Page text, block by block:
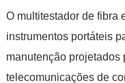
O multitestador de fibra
instrumentos portáteis
manutenção projetados
telecomunicações de